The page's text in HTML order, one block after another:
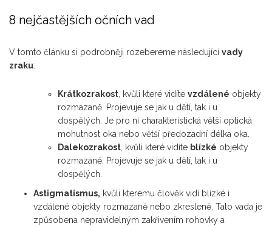
8 nejčastějších očních vad
V tomto článku si podrobněji rozebereme následující vady
zraku:
Krátkozrakost , kvůli které vidíte vzdálené objekty
rozmazaně. Projevuje se jak u dětí, tak i u
dospělých. Je pro ni charakteristická větší optická
mohutnost oka nebo větší předozadní délka oka.
Dalekozrakost , kvůli které vidíte blízké objekty
rozmazaně. Projevuje se jak u dětí, tak i u
dospělých.
Astigmatismus, kvůli kterému člověk vidí blízké i
vzdálené objekty rozmazaně nebo zkresleně. Tato vada je
způsobena nepravidelným zakřivením rohovky a